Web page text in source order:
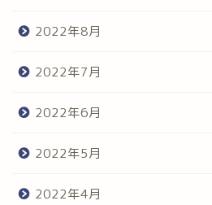
2022年8月
2022年7月
2022年6月
2022年5月
2022年4月